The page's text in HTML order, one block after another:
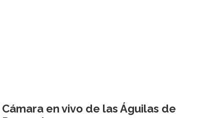
Cámara en vivo de las Águilas de